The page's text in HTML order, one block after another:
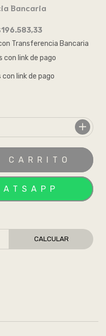
Bancaria
CALCULAR